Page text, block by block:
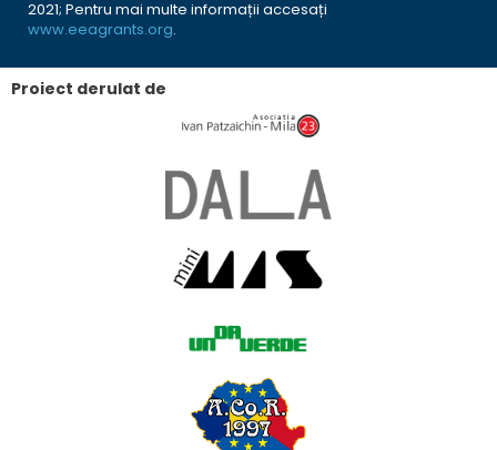
2021; Pentru mai multe informații accesați
www.eeagrants.org.
Proiect derulat de